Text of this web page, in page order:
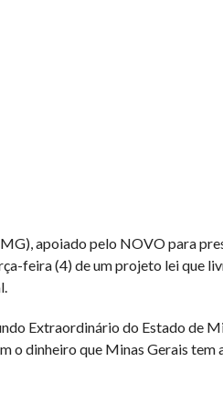
apoiado pelo NOVO para
feira (4) de um projeto lei que
Extraordinário do Estado de
o dinheiro que Minas Gerais tem